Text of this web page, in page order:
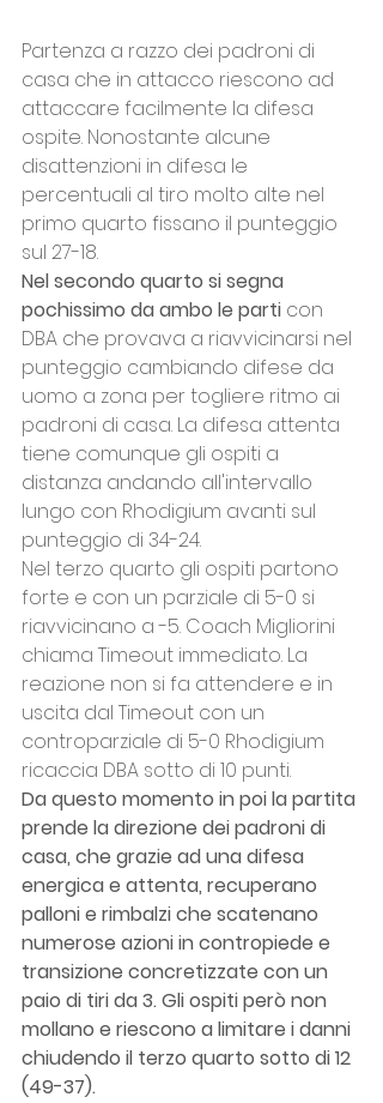
Partenza a razzo dei padroni di
casa che in attacco riescono ad
attaccare facilmente la difesa
ospite. Nonostante alcune
disattenzioni in difesa le
percentuali al tiro molto alte nel
primo quarto fissano il punteggio
sul 27-18.
Nel secondo quarto si segna
pochissimo da ambo le parti con
DBA che provava a riavvicinarsi nel
punteggio cambiando difese da
uomo a zona per togliere ritmo ai
padroni di casa. La difesa attenta
tiene comunque gli ospiti a
distanza andando all'intervallo
lungo con Rhodigium avanti sul
punteggio di 34-24.
Nel terzo quarto gli ospiti partono
forte e con un parziale di 5-0 si
riavvicinano a -5. Coach Migliorini
chiama Timeout immediato. La
reazione non si fa attendere e in
uscita dal Timeout con un
controparziale di 5-0 Rhodigium
ricaccia DBA sotto di 10 punti.
Da questo momento in poi la partita
prende la direzione dei padroni di
casa, che grazie ad una difesa
energica e attenta, recuperano
palloni e rimbalzi che scatenano
numerose azioni in contropiede e
transizione concretizzate con un
paio di tiri da 3. Gli ospiti però non
mollano e riescono a limitare i danni
chiudendo il terzo quarto sotto di 12
(49-37).